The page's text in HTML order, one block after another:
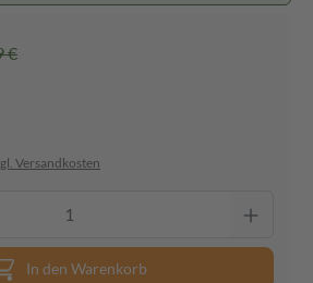
€
Versandkosten
In den Warenkorb